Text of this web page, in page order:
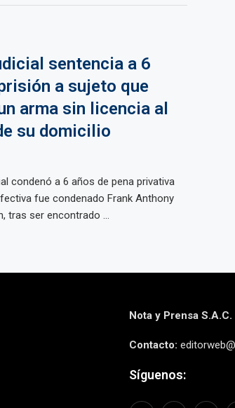
sentencia a 6
a sujeto que
arma sin licencia al
su domicilio
condenó a 6 años de pena privativa
fue condenado Frank Anthony
tras ser encontrado ...
Nota y Prensa S.A.C.
Contacto:
Síguenos: